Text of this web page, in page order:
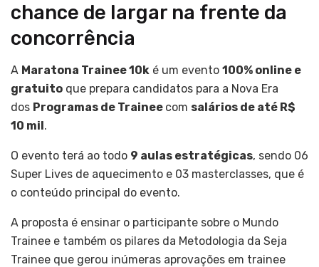
chance de largar na frente da
concorrência
A Maratona Trainee 10k é um evento 100% online e
gratuito que prepara candidatos para a Nova Era
dos Programas de Trainee com salários de até R$
10 mil.
O evento terá ao todo 9 aulas estratégicas, sendo 06
Super Lives de aquecimento e 03 masterclasses, que é
o conteúdo principal do evento.
A proposta é ensinar o participante sobre o Mundo
Trainee e também os pilares da Metodologia da Seja
Trainee que gerou inúmeras aprovações em trainee